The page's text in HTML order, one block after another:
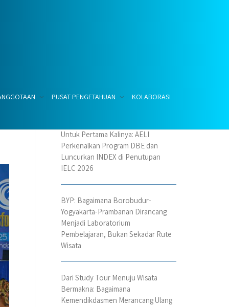
PUSAT PENGETAHUAN KOLABORASI
Tulisan Terbaru
Untuk Pertama Kalinya: AELI
Perkenalkan Program DBE dan
Luncurkan INDEX di Penutupan
IELC 2026
BYP: Bagaimana Borobudur-
Yogyakarta-Prambanan Dirancang
Menjadi Laboratorium
Pembelajaran, Bukan Sekadar Rute
Wisata
Dari Study Tour Menuju Wisata
Bermakna: Bagaimana
Kemendikdasmen Merancang Ulang